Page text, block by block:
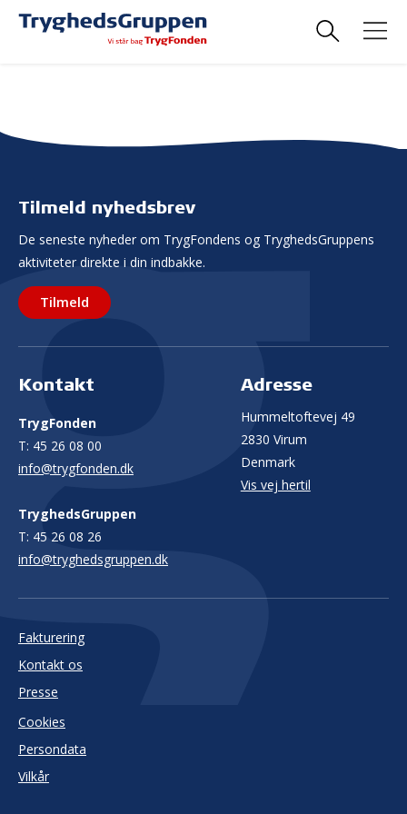
Tilmeld nyhedsbrev
De seneste nyheder om TrygFondens og TryghedsGruppens
aktiviteter direkte i din indbakke.
Tilmeld
Kontakt
TrygFonden
T: 45 26 08 00
info@trygfonden.dk
TryghedsGruppen
T: 45 26 08 26
info@tryghedsgruppen.dk
Adresse
Hummeltoftevej 49
2830 Virum
Denmark
Vis vej hertil
Fakturering
Kontakt os
Presse
Cookies
Persondata
Vilkår